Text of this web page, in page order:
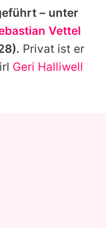
– unter
Vettel
Privat ist er
Geri Halliwell